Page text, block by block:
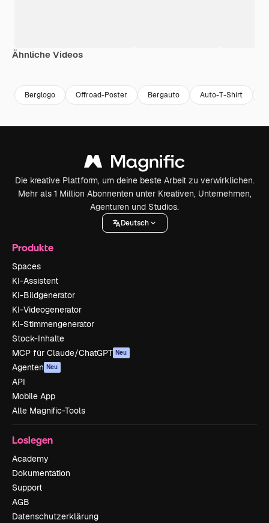
Ähnliche Videos
Berglogo Offroad-Poster Bergauto Auto-T-Shirt
Die kreative Plattform, um deine beste Arbeit zu verwirklichen.
Mehr als 1 Million Abonnenten unter Kreativen, Unternehmen,
Agenturen und Studios.
Deutsch
Produkte
Spaces
KI-Assistent
KI-Bildgenerator
KI-Videogenerator
KI-Stimmengenerator
Stock-Inhalte
MCP für Claude/ChatGPT Neu
Agenten Neu
API
Mobile App
Alle Magnific-Tools
Loslegen
Academy
Dokumentation
Support
AGB
Datenschutzerklärung